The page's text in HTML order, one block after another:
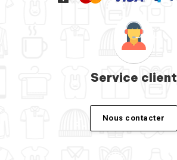
Service client
Nous contacter